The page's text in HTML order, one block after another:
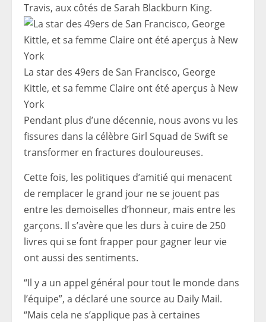
Travis, aux côtés de Sarah Blackburn King.
La star des 49ers de San Francisco, George
Kittle, et sa femme Claire ont été aperçus à New
York
Pendant plus d’une décennie, nous avons vu les
fissures dans la célèbre Girl Squad de Swift se
transformer en fractures douloureuses.
Cette fois, les politiques d’amitié qui menacent
de remplacer le grand jour ne se jouent pas
entre les demoiselles d’honneur, mais entre les
garçons. Il s’avère que les durs à cuire de 250
livres qui se font frapper pour gagner leur vie
ont aussi des sentiments.
“Il y a un appel général pour tout le monde dans
l’équipe”, a déclaré une source au Daily Mail.
“Mais cela ne s’applique pas à certaines